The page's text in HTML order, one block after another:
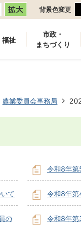
背景色変更
福祉
市政・
まちづくり
農業委員会事務局
令和8年第
て 令和8年第
の
令和8年第